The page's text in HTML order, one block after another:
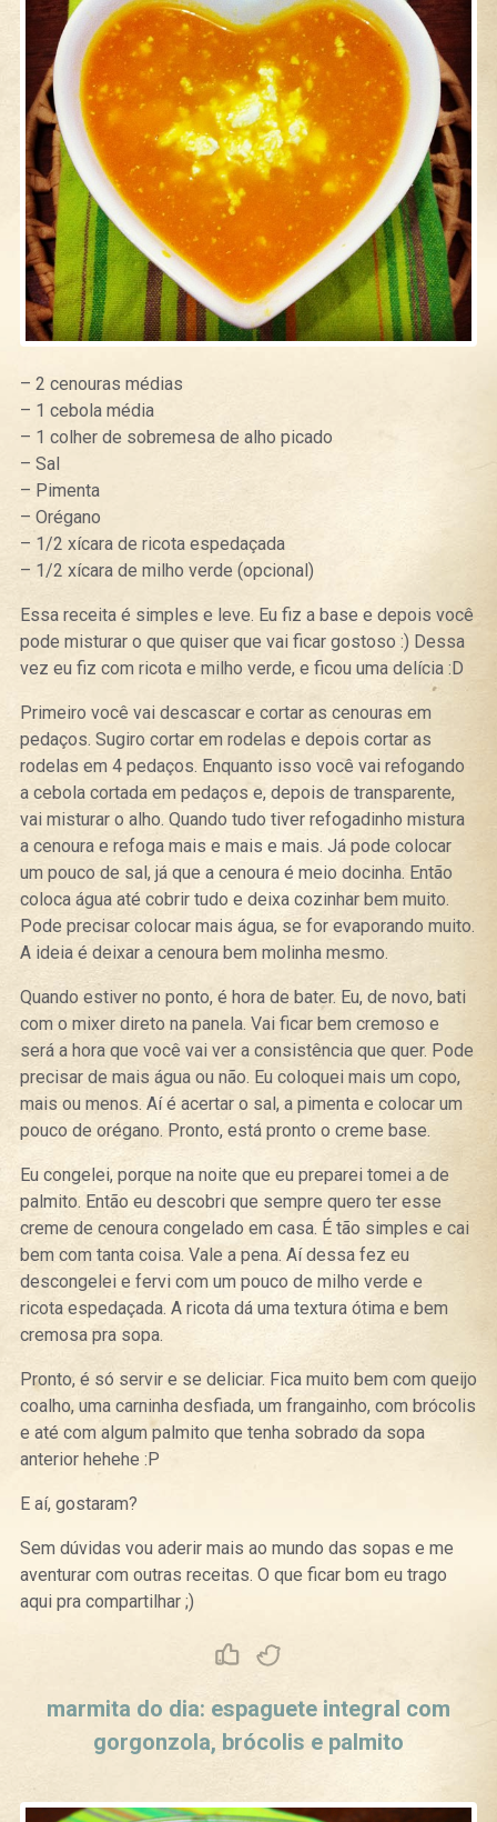
– 2 cenouras médias
– 1 cebola média
– 1 colher de sobremesa de alho picado
– Sal
– Pimenta
– Orégano
– 1/2 xícara de ricota espedaçada
– 1/2 xícara de milho verde (opcional)
Essa receita é simples e leve. Eu fiz a base e depois você
pode misturar o que quiser que vai ficar gostoso :) Dessa
vez eu fiz com ricota e milho verde, e ficou uma delícia :D
Primeiro você vai descascar e cortar as cenouras em
pedaços. Sugiro cortar em rodelas e depois cortar as
rodelas em 4 pedaços. Enquanto isso você vai refogando
a cebola cortada em pedaços e, depois de transparente,
vai misturar o alho. Quando tudo tiver refogadinho mistura
a cenoura e refoga mais e mais e mais. Já pode colocar
um pouco de sal, já que a cenoura é meio docinha. Então
coloca água até cobrir tudo e deixa cozinhar bem muito.
Pode precisar colocar mais água, se for evaporando muito.
A ideia é deixar a cenoura bem molinha mesmo.
Quando estiver no ponto, é hora de bater. Eu, de novo, bati
com o mixer direto na panela. Vai ficar bem cremoso e
será a hora que você vai ver a consistência que quer. Pode
precisar de mais água ou não. Eu coloquei mais um copo,
mais ou menos. Aí é acertar o sal, a pimenta e colocar um
pouco de orégano. Pronto, está pronto o creme base.
Eu congelei, porque na noite que eu preparei tomei a de
palmito. Então eu descobri que sempre quero ter esse
creme de cenoura congelado em casa. É tão simples e cai
bem com tanta coisa. Vale a pena. Aí dessa fez eu
descongelei e fervi com um pouco de milho verde e
ricota espedaçada. A ricota dá uma textura ótima e bem
cremosa pra sopa.
Pronto, é só servir e se deliciar. Fica muito bem com queijo
coalho, uma carninha desfiada, um frangainho, com brócolis
e até com algum palmito que tenha sobrado da sopa
anterior hehehe :P
E aí, gostaram?
Sem dúvidas vou aderir mais ao mundo das sopas e me
aventurar com outras receitas. O que ficar bom eu trago
aqui pra compartilhar ;)
Curtir
marmita do dia: espaguete integral com
gorgonzola, brócolis e palmito